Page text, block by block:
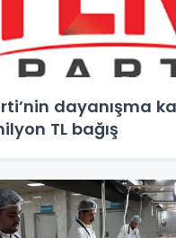
dayanışma
TL bağış